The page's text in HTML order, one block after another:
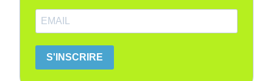
S'INSCRIRE